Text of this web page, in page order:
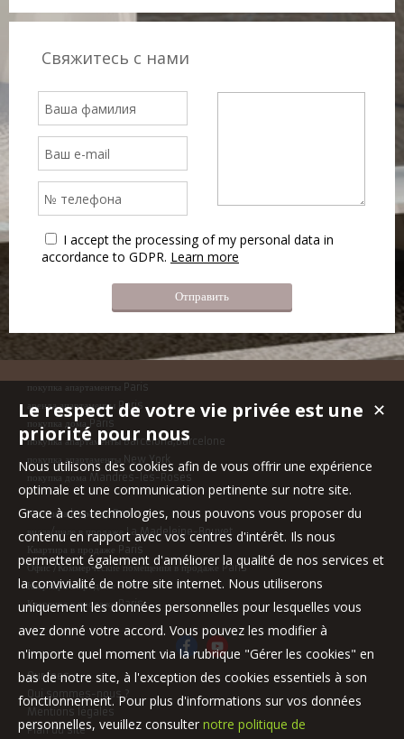
Свяжитесь с нами
I accept the processing of my personal data in
accordance to GDPR. Learn more
покупка апартаменты Paris
аренда апартаменты Paris
покупка дома Paris
покупка апартаменты Barcelona,Barcelone
покупка апартаменты New York
покупка дома Mandres-les-Roses
Квартира b аренду Paris
вилла/шале в продаже La Madeleine-Bouvet
Квартира в продаже Paris
Офис /Коммерческие помещения в продаже Paris
Квартира в продаже Paris
Квартира в продаже Paris
Our fees
Qui sommes-nous ?
Mentions légales
Plan du site
✕
Le respect de votre vie privée est une
priorité pour nous
Nous utilisons des cookies afin de vous offrir une expérience
optimale et une communication pertinente sur notre site.
Grace à ces technologies, nous pouvons vous proposer du
contenu en rapport avec vos centres d'intérêt. Ils nous
permettent également d'améliorer la qualité de nos services et
la convivialité de notre site internet. Nous utiliserons
uniquement les données personnelles pour lesquelles vous
avez donné votre accord. Vous pouvez les modifier à
n'importe quel moment via la rubrique "Gérer les cookies" en
bas de notre site, à l'exception des cookies essentiels à son
fonctionnement. Pour plus d'informations sur vos données
personnelles, veuillez consulter notre politique de